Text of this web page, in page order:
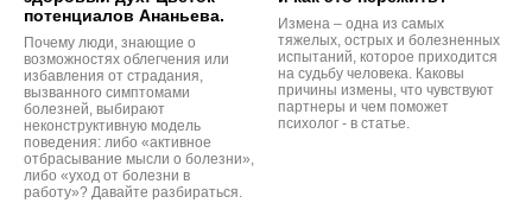
потенциалов Ананьева.
Почему люди, знающие о
возможностях облегчения или
избавления от страдания,
вызванного симптомами
болезней, выбирают
неконструктивную модель
поведения: либо «активное
отбрасывание мысли о болезни»,
либо «уход от болезни в
работу»? Давайте разбираться.
Измена – одна из самых
тяжелых, острых и болезненных
испытаний, которое приходится
на судьбу человека. Каковы
причины измены, что чувствуют
партнеры и чем поможет
психолог - в статье.